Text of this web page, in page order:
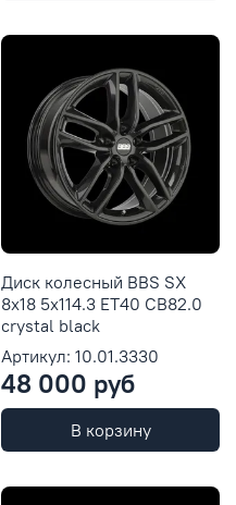
Диск колесный BBS SX
8x18 5x114.3 ET40 CB82.0
crystal black
Артикул: 10.01.3330
48 000 руб
В корзину